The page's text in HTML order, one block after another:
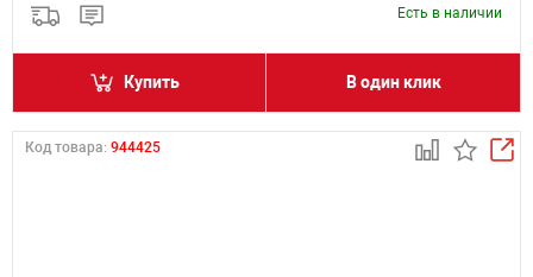
Есть в наличии
Купить В один клик
Код товара: 944425